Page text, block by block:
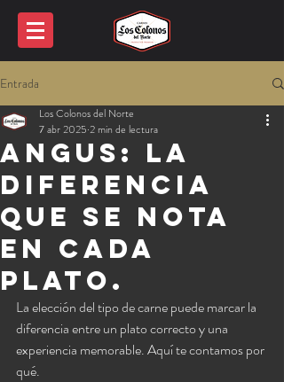
Entrada
ANGUS: la
diferencia
que se nota
en cada
plato.
Los Colonos del Norte
7 abr 2025 2 min de lectura
La elección del tipo de carne puede marcar la
diferencia entre un plato correcto y una
experiencia memorable. Aquí te contamos por
qué.